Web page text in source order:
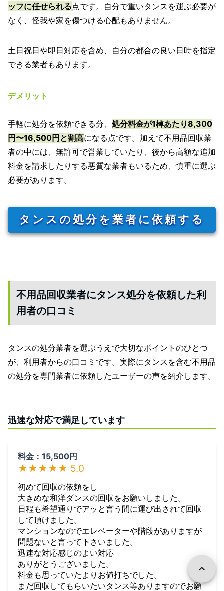
ッフに任せられる点です。自分で重いタンスを運ぶ必要が
なく、怪我や家を傷つける心配もありません。
土日祝日や即日対応を含め、自分の都合の良い日時を指定
できる業者もあります。
デメリット
手軽に処分を依頼できる分、 処分料金が1棹あたり8,300
円〜16,500円と割高になる点です。加えて不用品回収業
者の中には、無許可で営業していたり、後から高額な追加
料金を請求したりする悪質な業者もいるため、慎重に選ぶ
必要があります。
タンスの処分を業者に依頼する
不用品回収業者にタンス処分を依頼した利
用者の口コミ
タンスの処分業者を選ぶうえで大切なポイントのひとつ
が、利用者からの口コミです。実際にタンスを含む不用品
の処分を専門業者に依頼したユーザーの声を紹介します。
迅速な対応で満足しています
料金：15,500円
★★★★★ 5.0
初めて回収の依頼をし
大きめな和洋ダンスの回収をお願いしました。
日程も希望通りでアッと言う間に運び出されて回収
して頂けました。
マンションなのでエレベーターや階段がありますが
問題ないと言って下さいました。
迅速な対応感じのよい対応
ありがとうございました。
料金も思っていたよりお値打ちでした。
まだ回収してもらいたいタンス等ありますのでお願